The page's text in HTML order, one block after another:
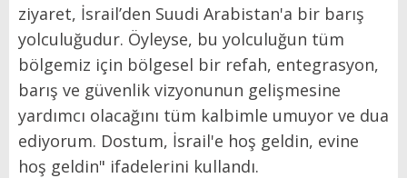
ziyaret, İsrail’den Suudi Arabistan'a bir barış
yolculuğudur. Öyleyse, bu yolculuğun tüm
bölgemiz için bölgesel bir refah, entegrasyon,
barış ve güvenlik vizyonunun gelişmesine
yardımcı olacağını tüm kalbimle umuyor ve dua
ediyorum. Dostum, İsrail'e hoş geldin, evine
hoş geldin" ifadelerini kullandı.